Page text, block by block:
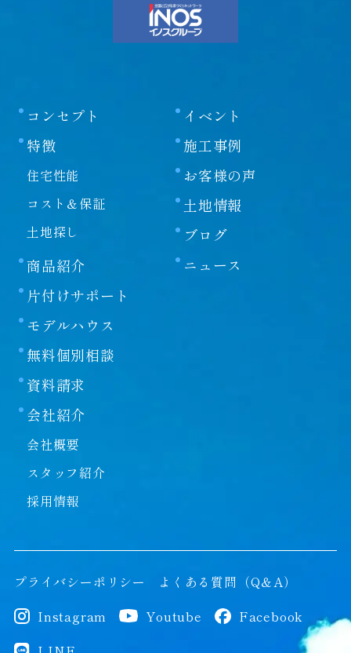
コンセプト
特徴
住宅性能
コスト＆保証
土地探し
商品紹介
片付けサポート
イベント
施工事例
お客様の声
土地情報
ブログ
ニュース
モデルハウス
無料個別相談
資料請求
会社紹介
会社概要
スタッフ紹介
採用情報
プライバシーポリシー
よくある質問（Q＆A）
Instagram
Youtube
Facebook